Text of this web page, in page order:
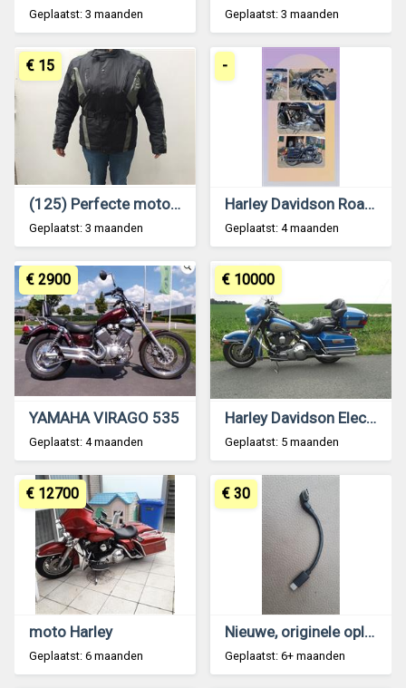
Geplaatst: 3 maanden Geplaatst: 3 maanden
(125) Perfecte motorjas L Vrouw
Geplaatst: 3 maanden
€ 15
Harley Davidson Road King
Geplaatst: 4 maanden
-
YAMAHA VIRAGO 535
Geplaatst: 4 maanden
€ 2900
Harley Davidson Electra Glide Classic 1996
Geplaatst: 5 maanden
€ 10000
moto Harley
Geplaatst: 6 maanden
€ 12700
Nieuwe, originele oplaadkabels voor BMW K 1600.
Geplaatst: 6+ maanden
€ 30